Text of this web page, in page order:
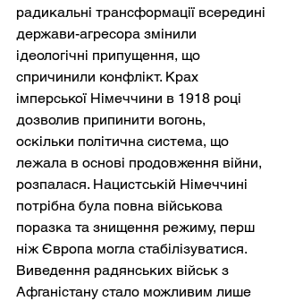
радикальні трансформації всередині
держави-агресора змінили
ідеологічні припущення, що
спричинили конфлікт. Крах
імперської Німеччини в 1918 році
дозволив припинити вогонь,
оскільки політична система, що
лежала в основі продовження війни,
розпалася. Нацистській Німеччині
потрібна була повна військова
поразка та знищення режиму, перш
ніж Європа могла стабілізуватися.
Виведення радянських військ з
Афганістану стало можливим лише